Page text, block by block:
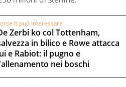
ti può interessare
Zerbi ko col Tottenham,
in bilico e Rowe attacca
e Rabiot: il pugno e
nei boschi